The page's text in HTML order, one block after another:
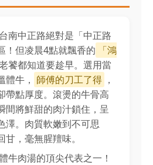
南中正路絕對是「中正路
！但凌晨4點就飄香的
「鴻
老饕都知道要趁早。選用當
體牛， 師傅的刀工了得 ，
帶點厚度。滾燙的牛骨高
間將鮮甜的肉汁鎖住，呈
澤。肉質軟嫩到不可思
，毫無腥羶味。
牛肉湯的頂尖代表之一！